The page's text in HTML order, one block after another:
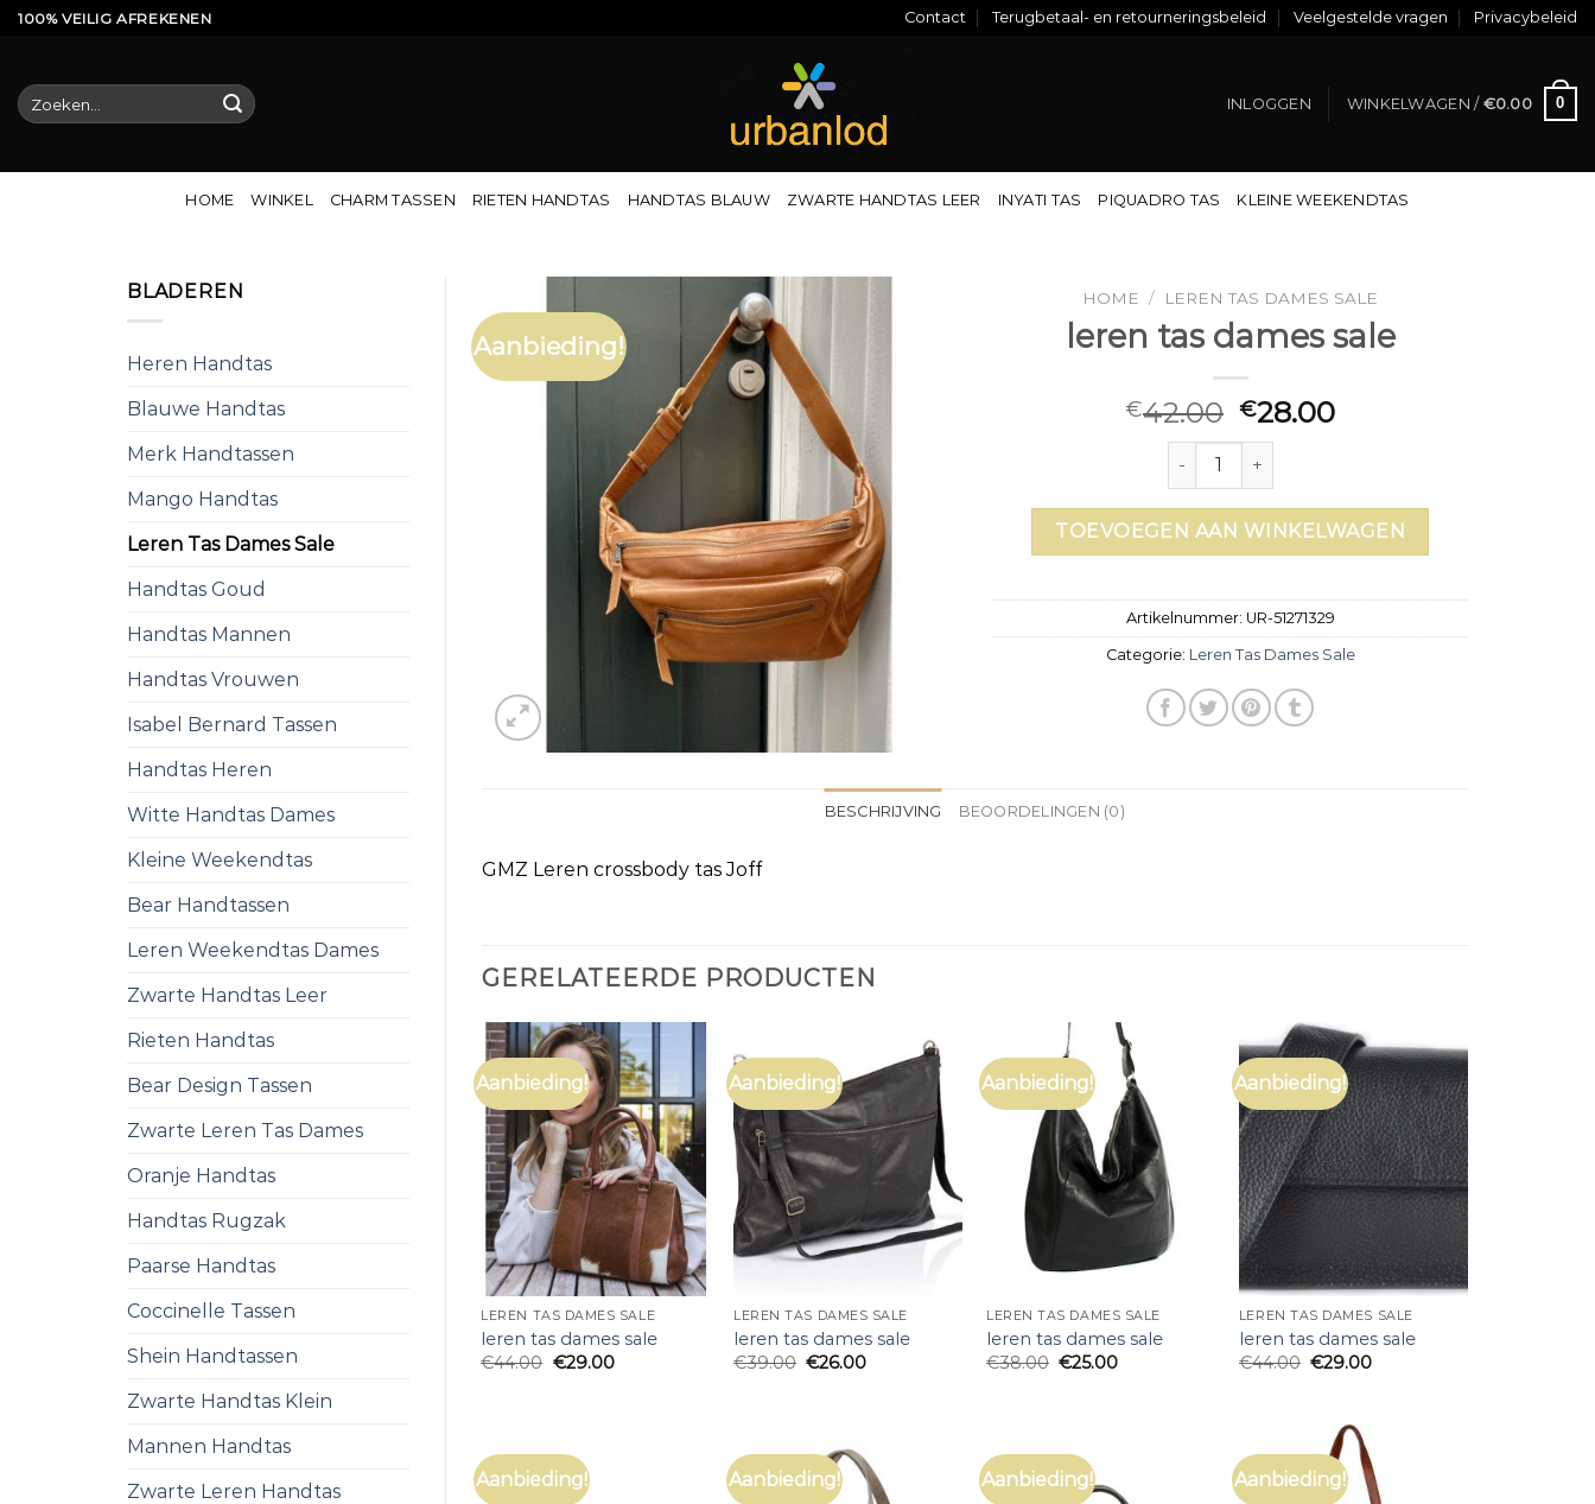
Ga100% VEILIG AFREKENEN Contact Terugbetaal- en retourneringsbeleid Veelgestelde vragen Privacybeleid
Zoeken
naar:
INLOGGEN WINKELWAGEN / €0.00 0
HOME WINKEL CHARM TASSEN RIETEN HANDTAS HANDTAS BLAUW ZWARTE HANDTAS LEER INYATI TAS PIQUADRO TAS KLEINE WEEKENDTAS
BLADEREN
Heren Handtas
Blauwe Handtas
Merk Handtassen
Mango Handtas
Leren Tas Dames Sale
Handtas Goud
Handtas Mannen
Handtas Vrouwen
Isabel Bernard Tassen
Handtas Heren
Witte Handtas Dames
Kleine Weekendtas
Bear Handtassen
Leren Weekendtas Dames
Zwarte Handtas Leer
Rieten Handtas
Bear Design Tassen
Zwarte Leren Tas Dames
Oranje Handtas
Handtas Rugzak
Paarse Handtas
Coccinelle Tassen
Shein Handtassen
Zwarte Handtas Klein
Mannen Handtas
Zwarte Leren Handtas
Aanbieding!
HOME / LEREN TAS DAMES SALE
leren tas dames sale
€42.00 €28.00
leren tas dames sale aantal
TOEVOEGEN AAN WINKELWAGEN
Artikelnummer: UR-51271329
Categorie: Leren Tas Dames Sale
BESCHRIJVING BEOORDELINGEN (0)
GMZ Leren crossbody tas Joff
GERELATEERDE PRODUCTEN
Aanbieding!
LEREN TAS DAMES SALE
leren tas dames sale
€44.00 €29.00
Aanbieding!
LEREN TAS DAMES SALE
leren tas dames sale
€39.00 €26.00
Aanbieding!
LEREN TAS DAMES SALE
leren tas dames sale
€38.00 €25.00
Aanbieding!
LEREN TAS DAMES SALE
leren tas dames sale
€44.00 €29.00
Aanbieding! Aanbieding! Aanbieding! Aanbieding!